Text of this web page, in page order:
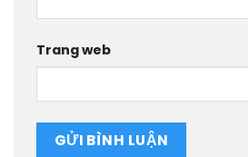
Trang web